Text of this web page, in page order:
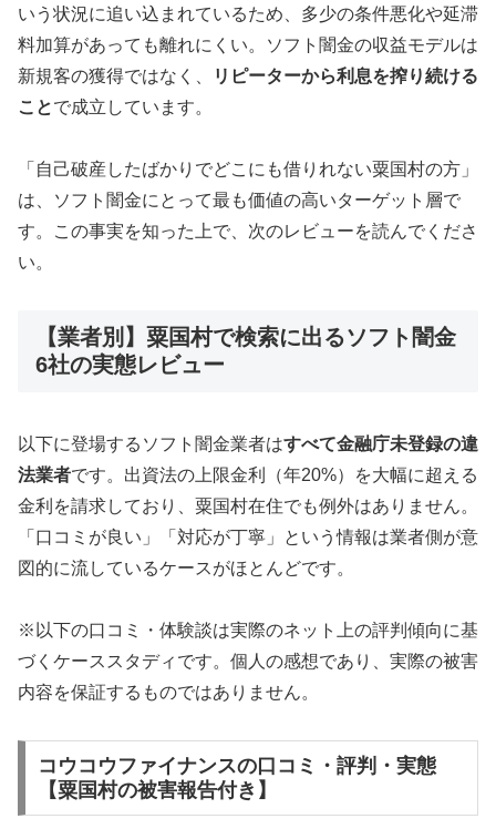
いう状況に追い込まれているため、多少の条件悪化や延滞
料加算があっても離れにくい。ソフト闇金の収益モデルは
新規客の獲得ではなく、
リピーターから利息を搾り続ける
ことで成立しています。
「自己破産したばかりでどこにも借りれない粟国村の方」
は、ソフト闇金にとって最も価値の高いターゲット層で
す。この事実を知った上で、次のレビューを読んでくださ
い。
【業者別】粟国村で検索に出るソフト闇金
6社の実態レビュー
以下に登場するソフト闇金業者はすべて金融庁未登録の違
法業者です。出資法の上限金利（年20%）を大幅に超える
金利を請求しており、粟国村在住でも例外はありません。
「口コミが良い」「対応が丁寧」という情報は業者側が意
図的に流しているケースがほとんどです。
※以下の口コミ・体験談は実際のネット上の評判傾向に基
づくケーススタディです。個人の感想であり、実際の被害
内容を保証するものではありません。
コウコウファイナンスの口コミ・評判・実態
【粟国村の被害報告付き】